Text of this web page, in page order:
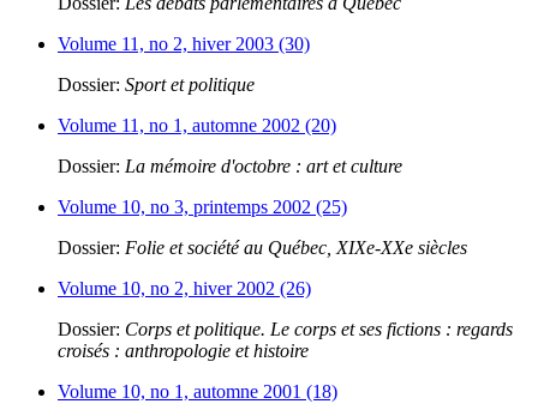
Volume 11, no 2, hiver 2003 (30)
Dossier: Sport et politique
Volume 11, no 1, automne 2002 (20)
Dossier: La mémoire d'octobre : art et culture
Volume 10, no 3, printemps 2002 (25)
Dossier: Folie et société au Québec, XIXe-XXe siècles
Volume 10, no 2, hiver 2002 (26)
Dossier: Corps et politique. Le corps et ses fictions : regards
croisés : anthropologie et histoire
Volume 10, no 1, automne 2001 (18)